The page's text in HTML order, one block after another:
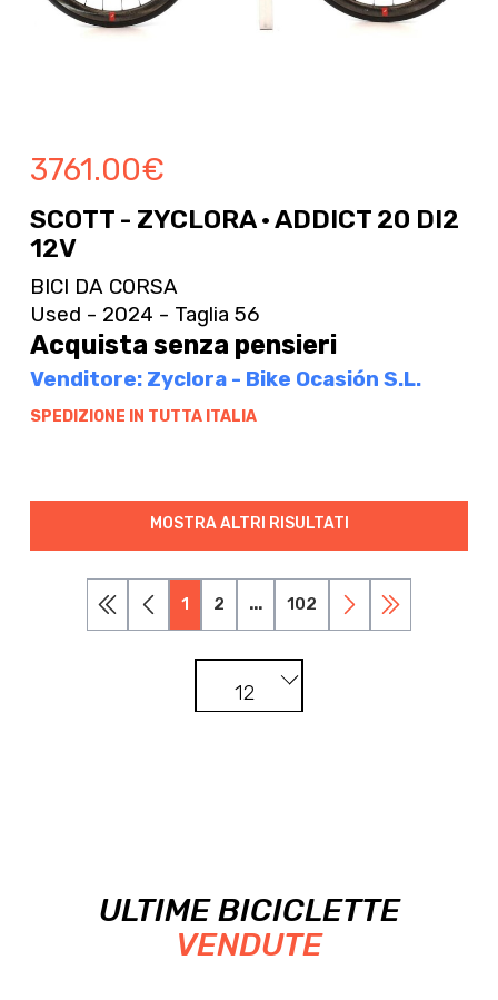
3761.00€
SCOTT - ZYCLORA · ADDICT 20 DI2
12V
BICI DA CORSA
Used - 2024 - Taglia 56
Acquista senza pensieri
Venditore: Zyclora - Bike Ocasión S.L.
SPEDIZIONE IN TUTTA ITALIA
MOSTRA ALTRI RISULTATI
1 2 ... 102
12
ULTIME BICICLETTE
VENDUTE